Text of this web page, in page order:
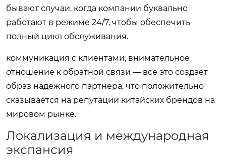
бывают случаи, когда компании буквально
работают в режиме 24/7, чтобы обеспечить
полный цикл обслуживания.
коммуникация с клиентами, внимательное
отношение к обратной связи — всё это создает
образ надежного партнера, что положительно
сказывается на репутации китайских брендов на
мировом рынке.
Локализация и международная
экспансия